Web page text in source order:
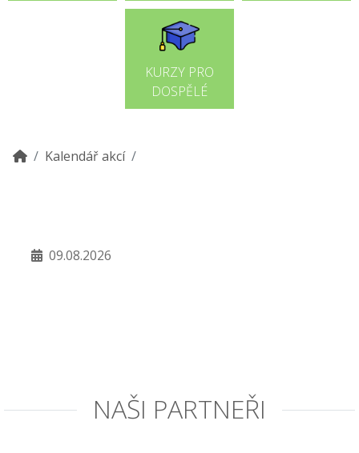
KURZY PRO
DOSPĚLÉ
Kalendář akcí
09.08.2026
NAŠI PARTNEŘI